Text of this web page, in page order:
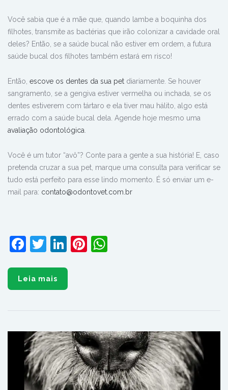
Você sabia que é a mãe que, quando lambe a boquinha dos
filhotes, transmite as bactérias que irão colonizar a cavidade oral
deles? Então, se a saúde bucal não estiver em ordem, a futura
saúde bucal dos filhotes também estará em risco!
Então, escove os dentes da sua pet diariamente. Se houver
sangramento, se a gengiva estiver vermelha ou inchada, se os
dentes estiverem com tártaro e ela tiver mau hálito, algo está
errado com a saúde bucal dela. Agende hoje mesmo uma
avaliação odontológica
Você é um tutor “avô”? Conte para a gente a sua história! E, caso
pretenda cruzar a sua pet, marque uma consulta para verificar se
tudo está perfeito para esse lindo momento. É só enviar um e-
mail para: contato@odontovet.com.br
Facebook
Twitter
LinkedIn
Pinterest
Leia mais